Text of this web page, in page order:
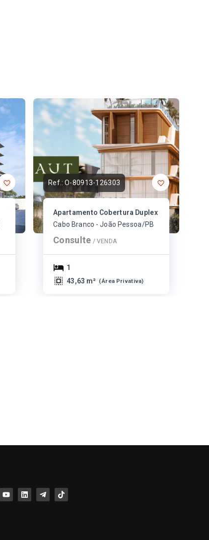
Ref.:O-80913-126303
Apartamento Cobertura Duplex
Cabo Branco - João Pessoa/PB
Consulte / VENDA
1
43,63 m² (Área Privativa)